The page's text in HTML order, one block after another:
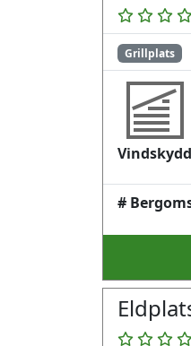
Grillplats
Vindskydd
#